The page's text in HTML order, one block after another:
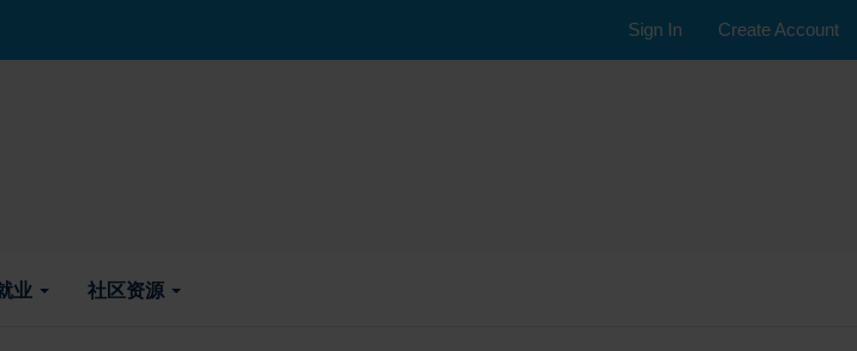
业 社区资源
Sign In Create Account